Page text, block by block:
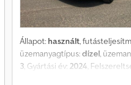
Állapot: használt,
üzemanyagtípus:dízel,
3, Gyártási év: 2024,
= További információk =